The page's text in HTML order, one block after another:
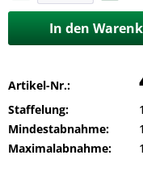
In den
Artikel-Nr.:
Staffelung:
1
Mindestabnahme:
1
Maximalabnahme: